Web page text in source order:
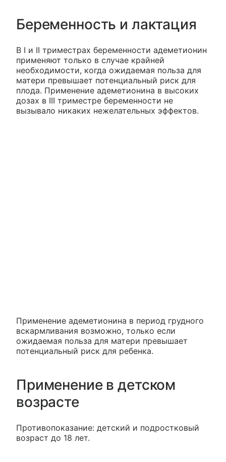
Беременность и лактация
В І и II триместрах беременности адеметионин
применяют только в случае крайней
необходимости, когда ожидаемая польза для
матери превышает потенциальный риск для
плода. Применение адеметионина в высоких
дозах в III триместре беременности не
вызывало никаких нежелательных эффектов.
Применение адеметионина в период грудного
вскармливания возможно, только если
ожидаемая польза для матери превышает
потенциальный риск для ребенка.
Применение в детском
возрасте
Противопоказание: детский и подростковый
возраст до 18 лет.